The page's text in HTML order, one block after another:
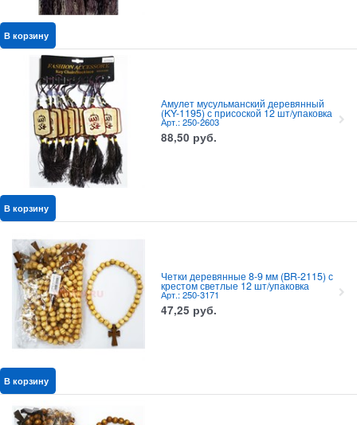
В корзину
Амулет мусульманский деревянный
(KY-1195) с присоской 12 шт/упаковка
Арт.: 250-2603
88,50 руб.
В корзину
Четки деревянные 8-9 мм (BR-2115) с
крестом светлые 12 шт/упаковка
Арт.: 250-3171
47,25 руб.
В корзину